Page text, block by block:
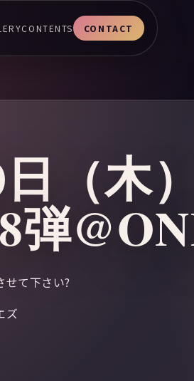
CONTENTS CONTACT
（木
て下さい?
ズ